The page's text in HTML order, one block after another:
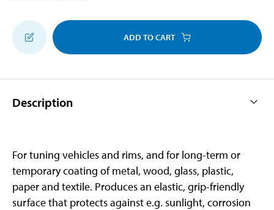
ADD TO CART
Description
For tuning vehicles and rims, and for long-term or
temporary coating of metal, wood, glass, plastic,
paper and textile. Produces an elastic, grip-friendly
surface that protects against e.g. sunlight, corrosion